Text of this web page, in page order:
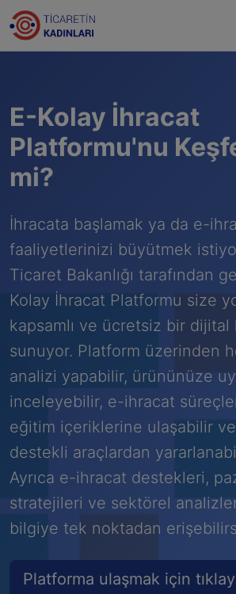
E-Kolay İhracat
Platformu'nu
mi?
İhracata başlamak ya da e-
faaliyetlerinizi büyütmek
Ticaret Bakanlığı tarafından
Kolay İhracat Platformu size
kapsamlı ve ücretsiz bir dijital
sunuyor. Platform üzerinden
analizi yapabilir, ürününüze
inceleyebilir, e-ihracat
eğitim içeriklerine ulaşabilir
destekli araçlardan
Ayrıca e-ihracat destekleri,
stratejileri ve sektörel
bilgiye tek noktadan
Platforma ulaşmak için